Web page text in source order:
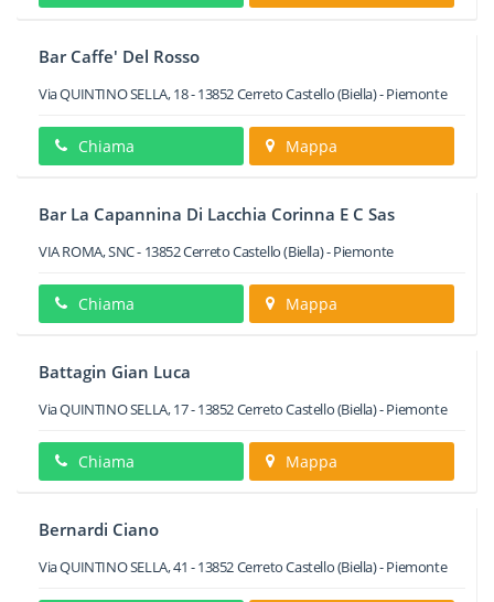
Bar Caffe' Del Rosso
Via QUINTINO SELLA, 18-13852Cerreto Castello(Biella) -Piemonte
Chiama Mappa
Bar La Capannina Di Lacchia Corinna E C Sas
VIA ROMA, SNC- 13852Cerreto Castello(Biella) -Piemonte
Chiama Mappa
Battagin Gian Luca
Via QUINTINO SELLA, 17-13852Cerreto Castello(Biella) -Piemonte
Chiama Mappa
Bernardi Ciano
Via QUINTINO SELLA, 41 -13852Cerreto Castello(Biella) -Piemonte